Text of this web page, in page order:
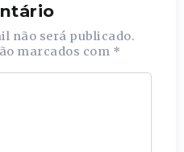
não será publicado.
marcados com *